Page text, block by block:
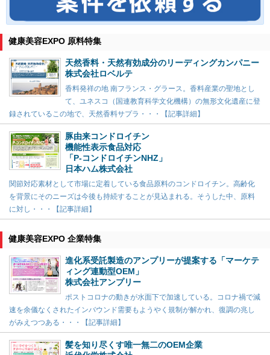
健康美容EXPO 原料特集
天然香料・天然有効成分のリーディングカンパニー
株式会社ロベルテ
香料発祥の地 南フランス・グラース。香料産業の聖地とし
て、ユネスコ（国連教育科学文化機構）の無形文化遺産に登
録されているこの地で、天然香料サプラ・・・【記事詳細】
豚由来コンドロイチン
機能性表示食品対応
「P-コンドロイチンNHZ」
日本ハム株式会社
関節対応素材として市場に定着している食品原料のコンドロイチン。高齢化
を背景にそのニーズは今後も持続することが見込まれる。そうした中、原料
に対し・・・【記事詳細】
健康美容EXPO 企業特集
進化系受託製造のアンプリーが提案する「マーケテ
ィング連動型OEM」
株式会社アンプリー
ポストコロナの動きが水面下で加速している。コロナ禍で減
速を余儀なくされたインバウンド需要もようやく規制が解かれ、復調の兆し
がみえつつある・・・【記事詳細】
髪を知り尽くす唯一無二のOEM企業